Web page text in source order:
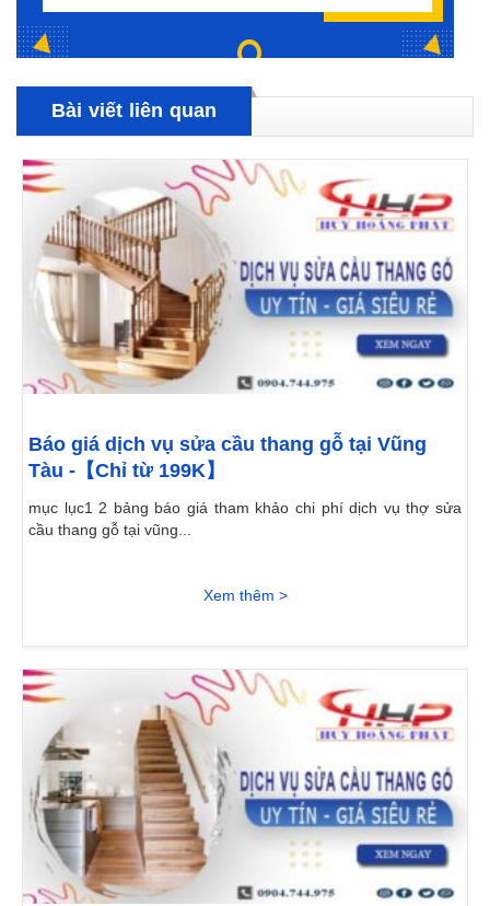
Bài viết liên quan
Báo giá dịch vụ sửa cầu thang gỗ tại Vũng
Tàu -【Chỉ từ 199K】
mục lục1 2 bảng báo giá tham khảo chi phí dịch vụ thợ sửa
cầu thang gỗ tại vũng...
Xem thêm >